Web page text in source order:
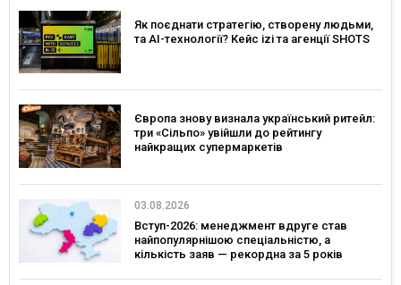
Як поєднати стратегію, створену людьми,
та AI-технології? Кейс izi та агенції SHOTS
Європа знову визнала український ритейл:
три «Сільпо» увійшли до рейтингу
найкращих супермаркетів
03.08.2026
Вступ-2026: менеджмент вдруге став
найпопулярнішою спеціальністю, а
кількість заяв — рекордна за 5 років